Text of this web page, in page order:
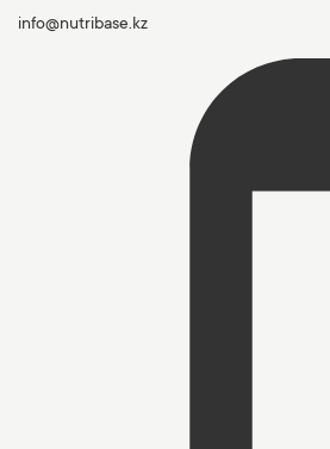
info@nutribase.kz